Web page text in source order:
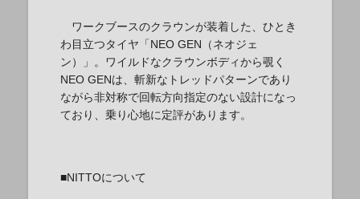
ワークブースのクラウンが装着した、ひとき
わ目立つタイヤ「NEO GEN（ネオジェ
ン）」。ワイルドなクラウンボディから覗く
NEO GENは、斬新なトレッドパターンであり
ながら非対称で回転方向指定のない設計になっ
ており、乗り心地に定評があります。
■NITTOについて